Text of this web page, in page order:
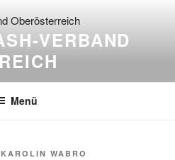
VERBAND
Menü
KAROLIN WABRO